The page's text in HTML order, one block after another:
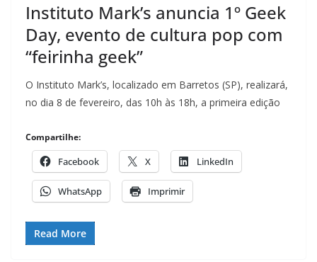
Instituto Mark’s anuncia 1º Geek
Day, evento de cultura pop com
“feirinha geek”
O Instituto Mark’s, localizado em Barretos (SP), realizará,
no dia 8 de fevereiro, das 10h às 18h, a primeira edição
Compartilhe:
Facebook X LinkedIn
WhatsApp Imprimir
Read More